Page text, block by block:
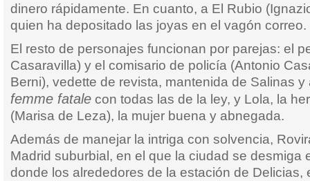
dinero rápidamente. En cuanto, a El Rubio
quien ha depositado las joyas en el vagón correo.
El resto de personajes funcionan por parejas: el
Casaravilla) y el comisario de policía (Antonio
Berni), vedette de revista, mantenida de Salinas
femme fatale con todas las de la ley, y Lola, la
(Marisa de Leza), la mujer buena y abnegada.
Además de manejar la intriga con solvencia,
Madrid suburbial, en el que la ciudad se desmiga
donde los alrededores de la estación de Delicias,